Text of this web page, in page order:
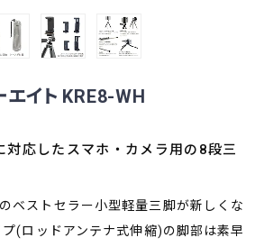
イト KRE8-WH
対応したスマホ・カメラ用の8段三
ベストセラー小型軽量三脚が新しくな
(ロッドアンテナ式伸縮)の脚部は素早